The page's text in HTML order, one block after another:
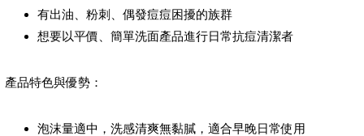
有出油、粉刺、偶發痘痘困擾的族群
想要以平價、簡單洗面產品進行日常抗痘清潔者
產品特色與優勢：
泡沫量適中，洗感清爽無黏膩，適合早晚日常使用